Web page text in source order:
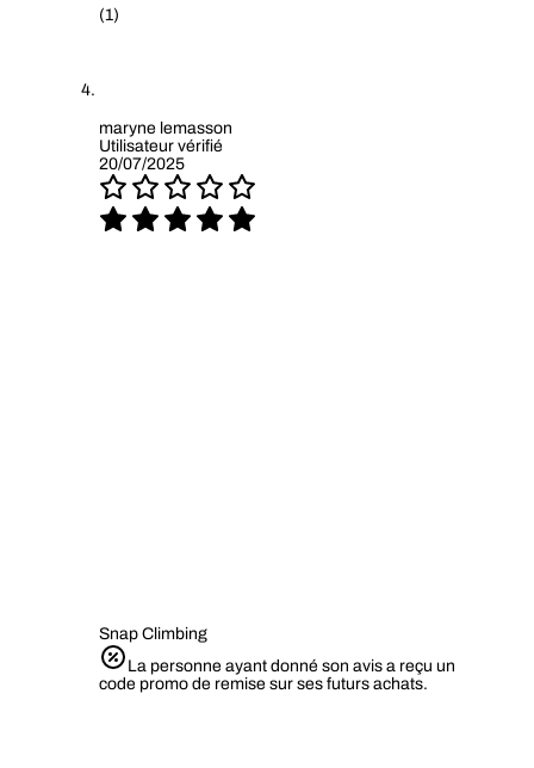
(1)
maryne lemasson
Utilisateur vérifié
20/07/2025
Snap Climbing
La personne ayant donné son avis a reçu un
code promo de remise sur ses futurs achats.